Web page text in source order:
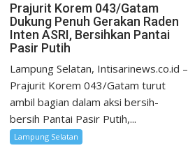
Prajurit Korem 043/Gatam
Dukung Penuh Gerakan Raden
Inten ASRI, Bersihkan Pantai
Pasir Putih
Lampung Selatan, Intisarinews.co.id –
Prajurit Korem 043/Gatam turut
ambil bagian dalam aksi bersih-
bersih Pantai Pasir Putih,...
Lampung Selatan